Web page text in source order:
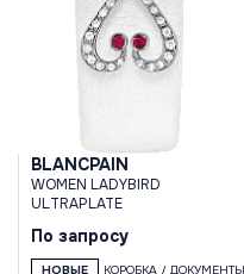
BLANCPAIN
WOMEN LADYBIRD
ULTRAPLATE
По запросу
НОВЫЕ КОРОБКА / ДОКУМЕНТЫ